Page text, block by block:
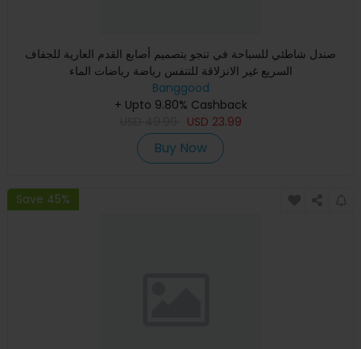
صندل شاطئي للسباحة في تنجو بتصميم أصابع القدم العارية للجفاف
السريع غير الانزلاقة للتنفس رياضة رياضات الماء
Banggood
+ Upto 9.80% Cashback
USD 23.99
Buy Now
Save 45%